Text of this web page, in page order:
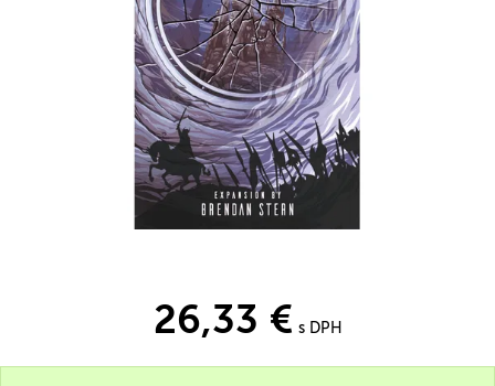
26,33 € s DPH